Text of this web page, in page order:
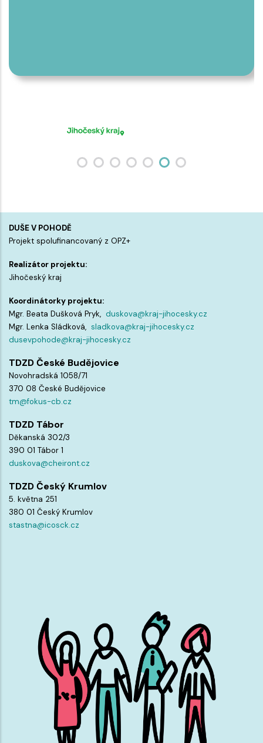
DUŠE V POHODĚ
Projekt spolufinancovaný z OPZ+
Realizátor projektu:
Jihočeský kraj
Koordinátorky projektu:
Mgr. Beata Dušková Pryk, duskova@kraj-jihocesky.cz
Mgr. Lenka Sládková, sladkova@kraj-jihocesky.cz
dusevpohode@kraj-jihocesky.cz
TDZD České Budějovice
Novohradská 1058/71
370 08 České Budějovice
tm@fokus-cb.cz
TDZD Tábor
Děkanská 302/3
390 01 Tábor 1
duskova@cheiront.cz
TDZD Český Krumlov
5. května 251
380 01 Český Krumlov
stastna@icosck.cz